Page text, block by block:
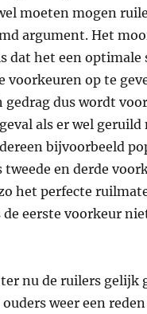
moeten mogen
argument. Het
dat het een optimale
voorkeuren op te
gedrag dus wordt
als er wel geruild
bijvoorbeeld
tweede en derde
het perfecte
de eerste voorkeur
nu de ruilers gelijk
weer een